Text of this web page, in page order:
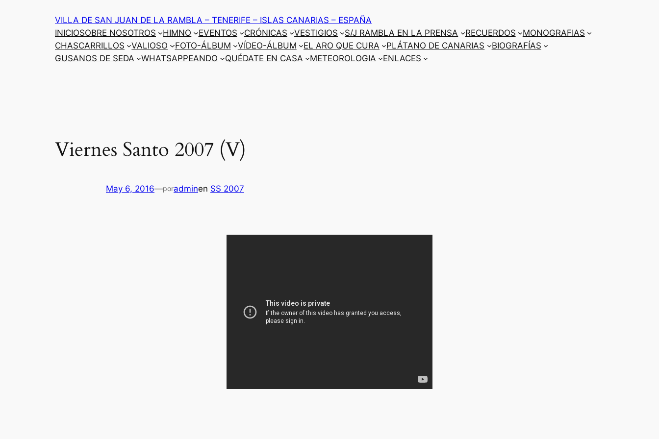
VILLA DE SAN JUAN DE LA RAMBLA – TENERIFE – ISLAS CANARIAS – ESPAÑA
INICIOSOBRE NOSOTROS HIMNO EVENTOS CRÓNICAS VESTIGIOS S/J RAMBLA EN LA PRENSA RECUERDOS
MONOGRAFIAS
CHASCARRILLOS
VALIOSO FOTO-ÁLBUM VÍDEO-ÁLBUM EL ARO QUE CURA PLÁTANO DE CANARIAS
BIOGRAFÍAS
GUSANOS DE SEDA
WHATSAPPEANDO QUÉDATE EN CASA METEOROLOGIA ENLACES
Viernes Santo 2007 (V)
May 6, 2016—poradminen SS 2007